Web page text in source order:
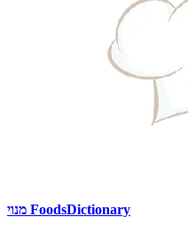
מנוי FoodsDictionary